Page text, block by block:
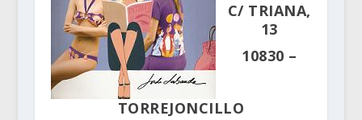
C/ TRIANA,
13
10830 –
TORREJONCILLO